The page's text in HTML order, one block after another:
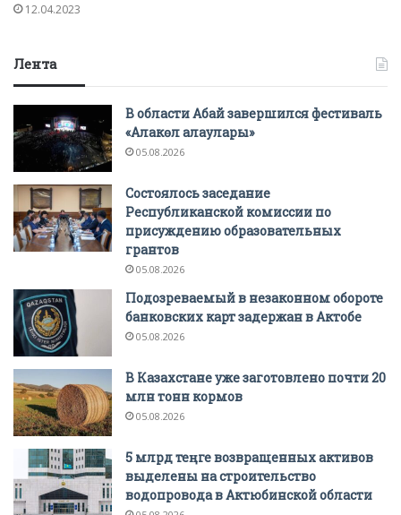
12.04.2023
Лента
В области Абай завершился фестиваль
«Алакөл алаулары»
05.08.2026
Состоялось заседание
Республиканской комиссии по
присуждению образовательных
грантов
05.08.2026
Подозреваемый в незаконном обороте
банковских карт задержан в Актобе
05.08.2026
В Казахстане уже заготовлено почти 20
млн тонн кормов
05.08.2026
5 млрд теңге возвращенных активов
выделены на строительство
водопровода в Актюбинской области